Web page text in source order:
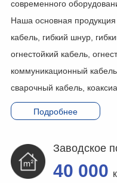
современного
Наша основная
кабель, гибкий шнур,
огнестойкий кабель,
коммуникационный
сварочный кабель,
Подробнее
Заводское
40 000